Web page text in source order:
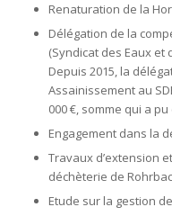
Renaturation de la
Délégation de la
(Syndicat des Eaux et
Depuis 2015, la
Assainissement au
000 €, somme qui a
Engagement dans la
Travaux d’extension
déchèterie de
Etude sur la gestion